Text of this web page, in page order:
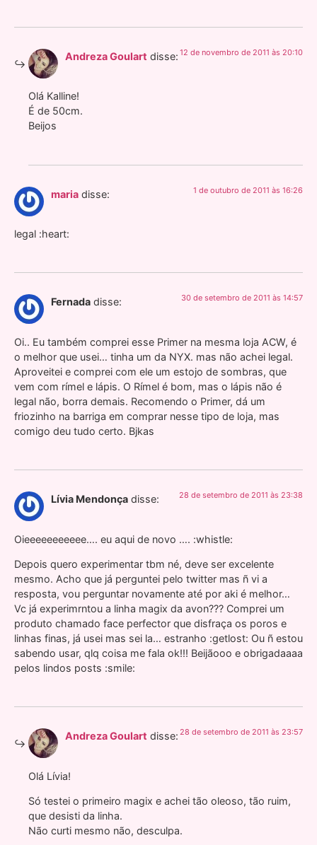
Andreza Goulart disse: 12 de novembro de 2011 às 20:10
Olá Kalline!
É de 50cm.
Beijos
maria disse: 1 de outubro de 2011 às 16:26
legal :heart:
Fernada disse: 30 de setembro de 2011 às 14:57
Oi.. Eu também comprei esse Primer na mesma loja ACW, é
o melhor que usei… tinha um da NYX. mas não achei legal.
Aproveitei e comprei com ele um estojo de sombras, que
vem com rímel e lápis. O Rímel é bom, mas o lápis não é
legal não, borra demais. Recomendo o Primer, dá um
friozinho na barriga em comprar nesse tipo de loja, mas
comigo deu tudo certo. Bjkas
Lívia Mendonça disse: 28 de setembro de 2011 às 23:38
Oieeeeeeeeeee…. eu aqui de novo …. :whistle:
Depois quero experimentar tbm né, deve ser excelente
mesmo. Acho que já perguntei pelo twitter mas ñ vi a
resposta, vou perguntar novamente até por aki é melhor…
Vc já experimrntou a linha magix da avon??? Comprei um
produto chamado face perfector que disfraça os poros e
linhas finas, já usei mas sei la… estranho :getlost: Ou ñ estou
sabendo usar, qlq coisa me fala ok!!! Beijãooo e obrigadaaaa
pelos lindos posts :smile:
Andreza Goulart disse: 28 de setembro de 2011 às 23:57
Olá Lívia!
Só testei o primeiro magix e achei tão oleoso, tão ruim,
que desisti da linha.
Não curti mesmo não, desculpa.